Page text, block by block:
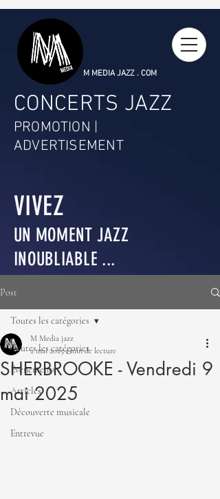
M MEDIA JAZZ . COM
CONCERTS JAZZ
PROMOTION |
ADVERTISEMENT
VIVEZ
UN MOMENT JAZZ
INOUBLIABLE ...
Post
Toutes les catégories
Événements
Articles
Découverte musicale
Entrevue
Toutes les catégories
SHERBROOKE - Vendredi 9
mai 2025
M Media jazz
2 mai 20251 min de lecture